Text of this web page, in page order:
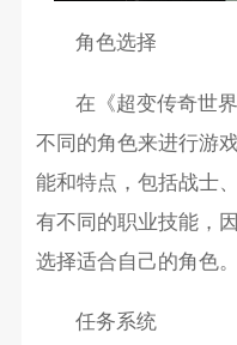
角色选择
在《超变传奇世
不同的角色来进行游
能和特点，包括战士
有不同的职业技能，
选择适合自己的角色。
任务系统